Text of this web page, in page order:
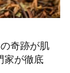
奇跡が肌
家が徹底